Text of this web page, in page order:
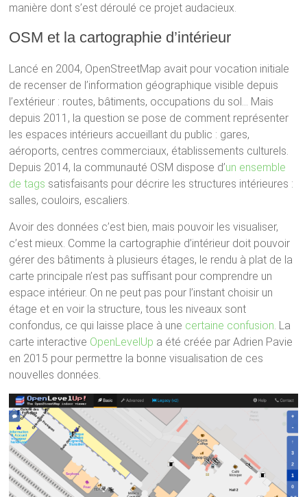
manière dont s’est déroulé ce projet audacieux.
OSM et la cartographie d’intérieur
Lancé en 2004, OpenStreetMap avait pour vocation initiale
de recenser de l’information géographique visible depuis
l’extérieur : routes, bâtiments, occupations du sol… Mais
depuis 2011, la question se pose de comment représenter
les espaces intérieurs accueillant du public : gares,
aéroports, centres commerciaux, établissements culturels.
Depuis 2014, la communauté OSM dispose d’un ensemble
de tags satisfaisants pour décrire les structures intérieures :
salles, couloirs, escaliers.
Avoir des données c’est bien, mais pouvoir les visualiser,
c’est mieux. Comme la cartographie d’intérieur doit pouvoir
gérer des bâtiments à plusieurs étages, le rendu à plat de la
carte principale n’est pas suffisant pour comprendre un
espace intérieur. On ne peut pas pour l’instant choisir un
étage et en voir la structure, tous les niveaux sont
confondus, ce qui laisse place à une certaine confusion. La
carte interactive OpenLevelUp a été créée par Adrien Pavie
en 2015 pour permettre la bonne visualisation de ces
nouvelles données.